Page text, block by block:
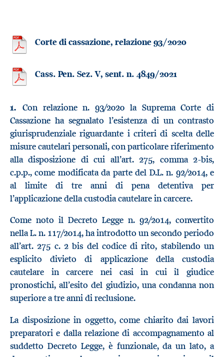
Corte di cassazione, relazione 93/2020
Cass. Pen. Sez. V, sent. n. 4849/2021
1. Con relazione n. 93/2020 la Suprema Corte di
Cassazione ha segnalato l’esistenza di un contrasto
giurisprudenziale riguardante i criteri di scelta delle
misure cautelari personali, con particolare riferimento
alla disposizione di cui all’art. 275, comma 2-bis,
c.p.p., come modificata da parte del D.L. n. 92/2014, e
al limite di tre anni di pena detentiva per
l’applicazione della custodia cautelare in carcere.
Come noto il Decreto Legge n. 92/2014, convertito
nella L. n. 117/2014, ha introdotto un secondo periodo
all’art. 275 c. 2 bis del codice di rito, stabilendo un
esplicito divieto di applicazione della custodia
cautelare in carcere nei casi in cui il giudice
pronostichi, all’esito del giudizio, una condanna non
superiore a tre anni di reclusione.
La disposizione in oggetto, come chiarito dai lavori
preparatori e dalla relazione di accompagnamento al
suddetto Decreto Legge, è funzionale, da un lato, a